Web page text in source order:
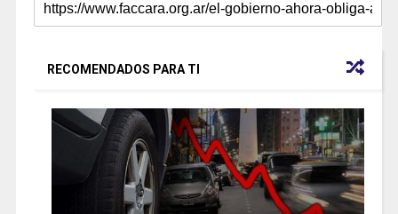
RECOMENDADOS PARA TI